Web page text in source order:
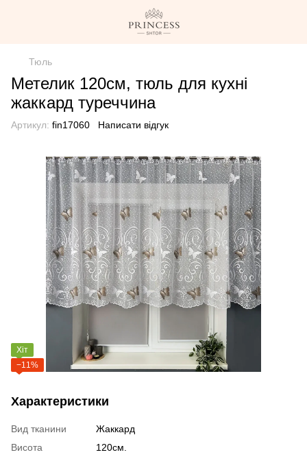
Тюль
Метелик 120см, тюль для кухні
жаккард туреччина
Артикул: fin17060 Написати відгук
Хіт
−11%
Характеристики
Вид тканини
Жаккард
Висота
120см.